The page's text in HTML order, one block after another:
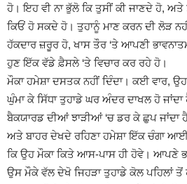
ਹੋ। ਇਹ ਵੀ ਨਾ ਭੁੱਲੋ ਕਿ ਤੁਸੀਂ ਕੀ ਜਾਣਦੇ ਹੋ,
ਕਿਓਂ ਹੋ ਸਕਦੇ ਹੋ। ਤੁਹਾਨੂੰ ਮਾਣ ਕਰਨ ਦੀ ਲੋੜ
ਹੱਕਦਾਰ ਜ਼ਰੂਰ ਹੋ, ਖਾਸ ਤੌਰ ‘ਤੇ ਆਪਣੀ
ਹੁਣ ਇੱਕ ਵੱਡੇ ਫ਼ੈਸਲੇ ‘ਤੇ ਵਿਚਾਰ ਕਰ ਰਹੇ ਹੋ।
ਮੌਕਾ ਹਮੇਸ਼ਾ ਦਸਤਕ ਨਹੀਂ ਦਿੰਦਾ। ਕਈ ਵਾਰ,
ਘੁੰਮਾ ਕੇ ਸਿੱਧਾ ਤੁਹਾਡੇ ਘਰ ਅੰਦਰ ਦਾਖਲ ਹੋ
ਬੈਕਯਾਰਡ ਦੀਆਂ ਝਾੜੀਆਂ ‘ਚ ਡਰ ਕੇ ਛੁਪ
ਅਤੇ ਬਾਹਰ ਦੇਖਦੇ ਰਹਿਣਾ ਹਮੇਸ਼ਾ ਇੱਕ ਚੰਗਾ
ਕਿ ਉਹ ਮੌਕਾ ਕਿਤੇ ਆਸ-ਪਾਸ ਹੀ ਹੋਵੇ। ਆਪਣੇ
ਉਸ ਮੌਕੇ ਵੱਲ ਦੇਖੋ ਜਿਹੜਾ ਤੁਹਾਡੇ ਕੋਲ ਪਹਿਲਾਂ